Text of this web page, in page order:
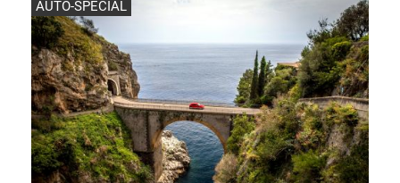
AUTO-SPECIAL